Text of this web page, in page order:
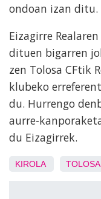
ondoan izan ditu.
Eizagirre
dituen bigarren
zen Tolosa CFtik
klubeko
du. Hurrengo
aurre-
du Eizagirrek.
KIROLA TOLOSA